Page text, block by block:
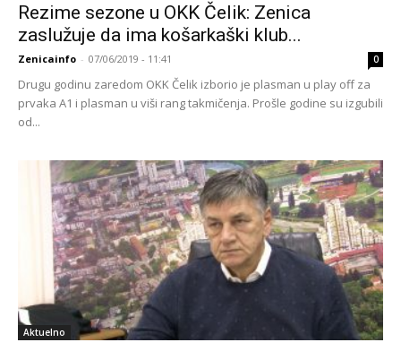
Rezime sezone u OKK Čelik: Zenica
zaslužuje da ima košarkaški klub...
Zenicainfo - 07/06/2019 - 11:41 0
Drugu godinu zaredom OKK Čelik izborio je plasman u play off za
prvaka A1 i plasman u viši rang takmičenja. Prošle godine su izgubili
od...
Aktuelno